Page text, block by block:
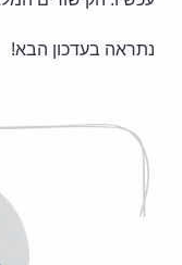
נתראה בעדכון הבא!